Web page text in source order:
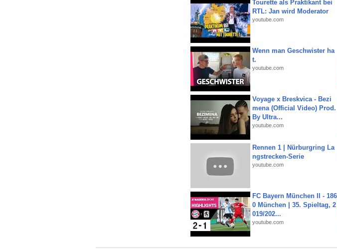
Tourette als Praktikant bei
RTL: Jan wird Moderator
youtube.com
Wenn man Geschwister ha
t.
youtube.com
Voyage x Breskvica - Bezi
mena (Official Video) Prod.
By Ultra...
youtube.com
Rennen 1 | Nürburgring La
ngstrecken-Serie
youtube.com
FC Bayern München II - 186
0 München | 35. Spieltag, 2
019/202...
youtube.com